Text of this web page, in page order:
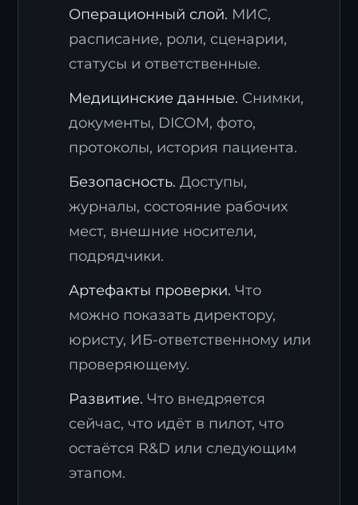
Операционный слой. МИС,
расписание, роли, сценарии,
статусы и ответственные.
Медицинские данные. Снимки,
документы, DICOM, фото,
протоколы, история пациента.
Безопасность. Доступы,
журналы, состояние рабочих
мест, внешние носители,
подрядчики.
Артефакты проверки. Что
можно показать директору,
юристу, ИБ-ответственному или
проверяющему.
Развитие. Что внедряется
сейчас, что идёт в пилот, что
остаётся R&D или следующим
этапом.